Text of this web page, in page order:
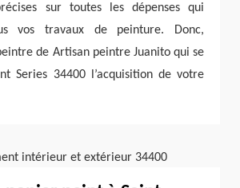
sur toutes les dépenses qui
vos travaux de peinture. Donc,
de Artisan peintre Juanito qui se
Series 34400 l’acquisition de votre